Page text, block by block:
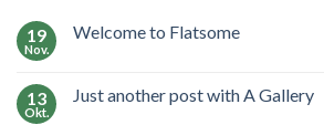
19
Nov.
Welcome to Flatsome
13
Okt.
Just another post with A Gallery